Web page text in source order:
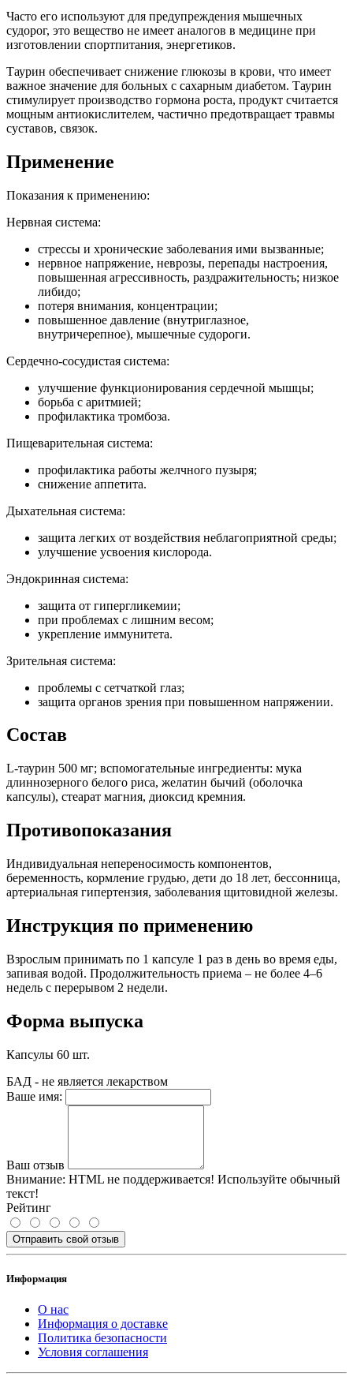
Часто его используют для предупреждения мышечных
судорог, это вещество не имеет аналогов в медицине при
изготовлении спортпитания, энергетиков.
Таурин обеспечивает снижение глюкозы в крови, что имеет
важное значение для больных с сахарным диабетом. Таурин
стимулирует производство гормона роста, продукт считается
мощным антиокислителем, частично предотвращает травмы
суставов, связок.
Применение
Показания к применению:
Нервная система:
стрессы и хронические заболевания ими вызванные;
нервное напряжение, неврозы, перепады настроения,
повышенная агрессивность, раздражительность; низкое
либидо;
потеря внимания, концентрации;
повышенное давление (внутриглазное,
внутричерепное), мышечные судороги.
Сердечно-сосудистая система:
улучшение функционирования сердечной мышцы;
борьба с аритмией;
профилактика тромбоза.
Пищеварительная система:
профилактика работы желчного пузыря;
снижение аппетита.
Дыхательная система:
защита легких от воздействия неблагоприятной среды;
улучшение усвоения кислорода.
Эндокринная система:
защита от гипергликемии;
при проблемах с лишним весом;
укрепление иммунитета.
Зрительная система:
проблемы с сетчаткой глаз;
защита органов зрения при повышенном напряжении.
Состав
L-таурин 500 мг; вспомогательные ингредиенты: мука
длиннозерного белого риса, желатин бычий (оболочка
капсулы), стеарат магния, диоксид кремния.
Противопоказания
Индивидуальная непереносимость компонентов,
беременность, кормление грудью, дети до 18 лет, бессонница,
артериальная гипертензия, заболевания щитовидной железы.
Инструкция по применению
Взрослым принимать по 1 капсуле 1 раз в день во время еды,
запивая водой. Продолжительность приема – не более 4–6
недель с перерывом 2 недели.
Форма выпуска
Капсулы 60 шт.
БАД - не является лекарством
Ваше имя:
Ваш отзыв
Внимание: HTML не поддерживается! Используйте обычный
текст!
Рейтинг
Отправить свой отзыв
Информация
О нас
Информация о доставке
Политика безопасности
Условия соглашения